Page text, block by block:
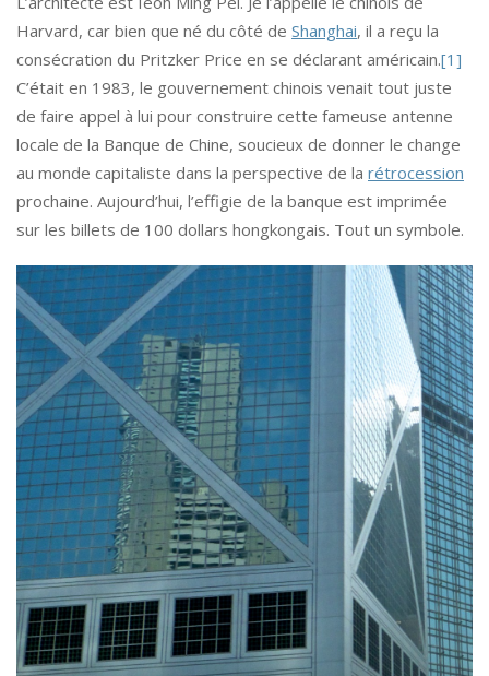
Harvard, car bien que né du côté de Shanghai, il a reçu la
consécration du Pritzker Price en se déclarant américain.[1]
C’était en 1983, le gouvernement chinois venait tout juste
de faire appel à lui pour construire cette fameuse antenne
locale de la Banque de Chine, soucieux de donner le change
au monde capitaliste dans la perspective de la rétrocession
prochaine. Aujourd’hui, l’effigie de la banque est imprimée
sur les billets de 100 dollars hongkongais. Tout un symbole.